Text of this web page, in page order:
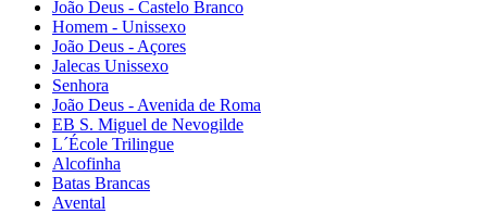
João Deus - Castelo Branco
Homem - Unissexo
João Deus - Açores
Jalecas Unissexo
Senhora
João Deus - Avenida de Roma
EB S. Miguel de Nevogilde
L´École Trilingue
Alcofinha
Batas Brancas
Avental